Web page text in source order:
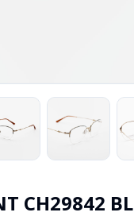
CH29842 BL